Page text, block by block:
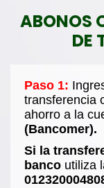
ABONOS
DE
Paso 1:
transferencia
ahorro a la
(Bancomer).
Si la
banco utiliza